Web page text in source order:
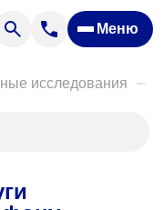
Меню
исследования